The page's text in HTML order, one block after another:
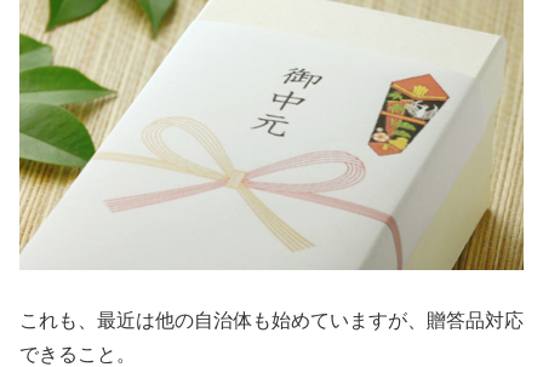
これも、最近は他の自治体も始めていますが、 贈答品対応
できる こと。